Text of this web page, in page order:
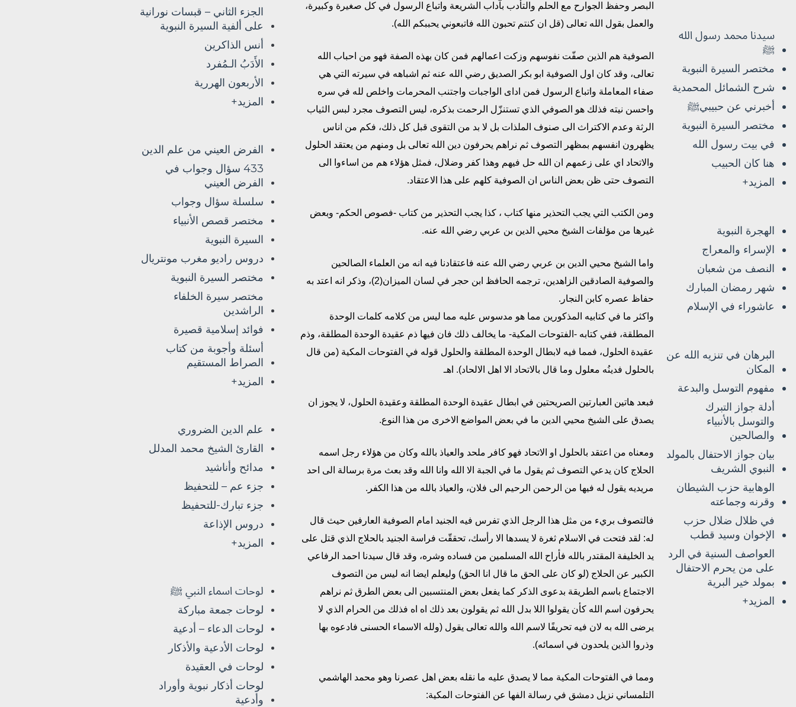
سيدنا محمد رسول الله
ﷺ
مختصر السيرة النبوية
شرح الشمائل المحمدية
أخبرني عن حبيبيﷺ
مختصر السيرة النبوية
في بيت رسول الله
هنا كان الحبيب
المزيد+
الهجرة النبوية
الإسراء والمعراج
النصف من شعبان
شهر رمضان المبارك
عاشوراء في الإسلام
البرهان في تنزيه الله عن
المكان
مفهوم التوسل والبدعة
أدلة جواز التبرك
والتوسل بالأنبياء
والصالحين
بيان جواز الاحتفال بالمولد
النبوي الشريف
الوهابية حزب الشيطان
وقرنه وجماعته
في ظلال ضلال حزب
الإخوان وسيد قطب
العواصف السنية في الرد
على من يحرم الاحتفال
بمولد خير البرية
المزيد+
البصر وحفظ الجوارح مع الحلم والتأدب بآداب الشريعة واتباع الرسول في كل صغيرة وكبيرة،
والعمل بقول الله تعالى (قل ان كنتم تحبون الله فاتبعوني يحببكم الله).
الصوفية هم الذين صفّت نفوسهم وزكت اعمالهم فمن كان بهذه الصفة فهو من احباب الله
تعالى، وقد كان اول الصوفية ابو بكر الصديق رضي الله عنه ثم اشباهه في سيرته التي هي
صفاء المعاملة واتباع الرسول فمن اداى الواجبات واجتنب المحرمات واخلص لله في سره
واحسن نيته فذلك هو الصوفي الذي تستنزّل الرحمت بذكره، ليس التصوف مجرد لبس الثياب
الرثة وعدم الاكتراث الى صنوف الملذات بل لا بد من التقوى قبل كل ذلك، فكم من اناس
يظهرون انفسهم بمظهر التصوف ثم نراهم يحرفون دين الله تعالى بل ومنهم من يعتقد الحلول
والاتحاد اي على زعمهم ان الله حل فيهم وهذا كفر وضلال، فمثل هؤلاء هم من اساءوا الى
التصوف حتى ظن بعض الناس ان الصوفية كلهم على هذا الاعتقاد.
ومن الكتب التي يجب التحذير منها كتاب ، كذا يجب التحذير من كتاب -فصوص الحكم- وبعض
غيرها من مؤلفات الشيخ محيي الدين بن عربي رضي الله عنه.
واما الشيخ محيي الدين بن عربي رضي الله عنه فاعتقادنا فيه انه من العلماء الصالحين
والصوفية الصادقين الزاهدين، ترجمه الحافظ ابن حجر في لسان الميزان(2)، وذكر انه اعتد به
حفاظ عصره كابن النجار.
واكثر ما في كتابيه المذكورين مما هو مدسوس عليه مما ليس من كلامه كلمات الوحدة
المطلقة، ففي كتابه -الفتوحات المكية- ما يخالف ذلك فان فيها ذم عقيدة الوحدة المطلقة، وذم
عقيدة الحلول، فمما فيه لابطال الوحدة المطلقة والحلول قوله في الفتوحات المكية (من قال
بالحلول فدينُه معلول وما قال بالاتحاد الا اهل الالحاد). اهـ
فبعد هاتين العبارتين الصريحتين في ابطال عقيدة الوحدة المطلقة وعقيدة الحلول، لا يجوز ان
يصدق على الشيخ محيي الدين ما في بعض المواضع الاخرى من هذا النوع.
ومعناه من اعتقد بالحلول او الاتحاد فهو كافر ملحد والعياذ بالله وكان من هؤلاء رجل اسمه
الحلاج كان يدعي التصوف ثم يقول ما في الجبة الا الله وانا الله وقد بعث مرة برسالة الى احد
مريديه يقول له فيها من الرحمن الرحيم الى فلان، والعياذ بالله من هذا الكفر.
فالتصوف بريء من مثل هذا الرجل الذي تفرس فيه الجنيد امام الصوفية العارفين حيث قال
له: لقد فتحت في الاسلام ثغرة لا يسدها الا رأسك، تحققّت فراسة الجنيد بالحلاج الذي قتل على
يد الخليفة المقتدر بالله فأراح الله المسلمين من فساده وشره، وقد قال سيدنا احمد الرفاعي
الكبير عن الحلاج (لو كان على الحق ما قال انا الحق) وليعلم ايضا انه ليس من التصوف
الاجتماع باسم الطريقة بدعوى الذكر كما يفعل بعض المنتسبين الى بعض الطرق ثم نراهم
يحرفون اسم الله كأن يقولوا اللا بدل الله ثم يقولون بعد ذلك اه اه فذلك من الحرام الذي لا
يرضى الله به لان فيه تحريفًا لاسم الله والله تعالى يقول (ولله الاسماء الحسنى فادعوه بها
وذروا الذين يلحدون في اسمائه).
ومما في الفتوحات المكية مما لا يصدق عليه ما نقله بعض اهل عصرنا وهو محمد الهاشمي
التلمساني نزيل دمشق في رسالة الفها عن الفتوحات المكية:
الجزء الثاني – قبسات نورانية
على ألفية السيرة النبوية
أنس الذاكرين
الأَدَبُ الـمُفرد
الأربعون الهررية
المزيد+
الفرض العيني من علم الدين
433 سؤال وجواب في
الفرض العيني
سلسلة سؤال وجواب
مختصر قصص الأنبياء
السيرة النبوية
دروس راديو مغرب مونتريال
مختصر السيرة النبوية
مختصر سيرة الخلفاء
الراشدين
فوائد إسلامية قصيرة
أسئلة وأجوبة من كتاب
الصراط المستقيم
المزيد+
علم الدين الضروري
القارئ الشيخ محمد المدلل
مدائح وأناشيد
جزء عم – للتحفيظ
جزء تبارك-للتحفيظ
دروس الإذاعة
المزيد+
لوحات اسماء النبي ﷺ
لوحات جمعة مباركة
لوحات الدعاء – أدعية
لوحات الأدعية والأذكار
لوحات في العقيدة
لوحات أذكار نبوية وأوراد
وأدعية